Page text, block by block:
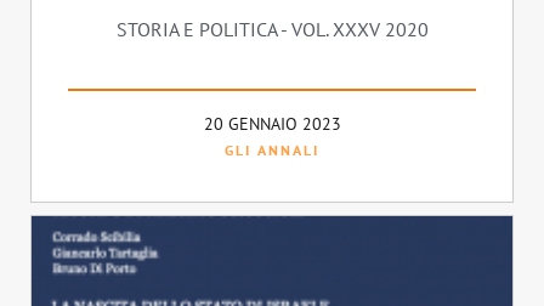
STORIA E POLITICA - VOL. XXXV 2020
20 GENNAIO 2023
GLI ANNALI